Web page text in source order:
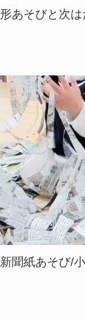
形あそびと次は
新聞紙あそび/